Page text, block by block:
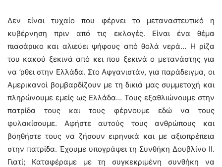
Δεν είναι τυχαίο που φέρνει το μεταναστευτικό η
κυβέρνηση πριν από τις εκλογές. Είναι ένα θέμα
πιασάρικο και αλιεύει ψήφους από θολά νερά… Η ρίζα
του κακού ξεκινά από κει που ξεκινά ο μετανάστης για
να ’ρθει στην Ελλάδα. Στο Αφγανιστάν, για παράδειγμα, οι
Αμερικανοί βομβαρδίζουν με τη δικιά μας συμμετοχή και
πληρώνουμε εμείς ως Ελλάδα… Τους εξαθλιώνουμε στην
πατρίδα τους και τους φέρνουμε εδώ να τους
φυλακίσουμε. Αφήστε αυτούς τους ανθρώπους και
βοηθήστε τους να ζήσουν ειρηνικά και με αξιοπρέπεια
στην πατρίδα. Έχουμε υπογράψει τη Συνθήκη Δουβλίνο ΙΙ.
Γιατί; Καταφέραμε με τη συγκεκριμένη συνθήκη να